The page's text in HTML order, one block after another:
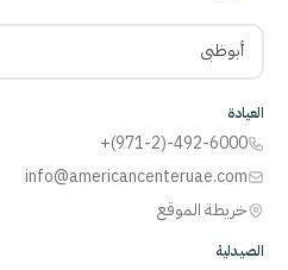
أبوظبي
العيادة
+(971-2)-492-6000
info@americancenteruae.com
خريطة الموقع
الصيدلية